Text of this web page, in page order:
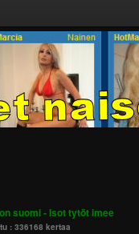
suomi - Isot tytöt imee
:336168 kertaa